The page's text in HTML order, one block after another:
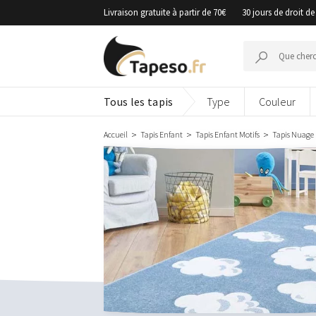
au
Livraison gratuite à partir de 70€ 30 jours de droit
pour :
Tous les tapis Type Couleur
Accueil Tapis Enfant Tapis Enfant Motifs Tapis Nuage